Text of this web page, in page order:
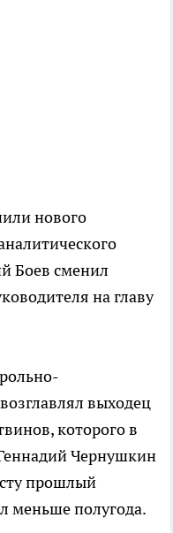
нового
Боев сменил
на главу
выходец
которого в
Чернушкин
прошлый
меньше полугода.